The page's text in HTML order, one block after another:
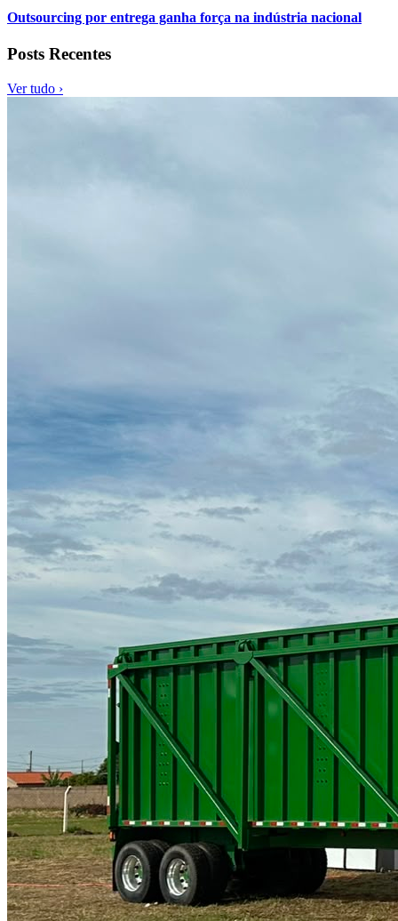
Outsourcing por entrega ganha força na indústria nacional
Posts Recentes
Ver tudo ›